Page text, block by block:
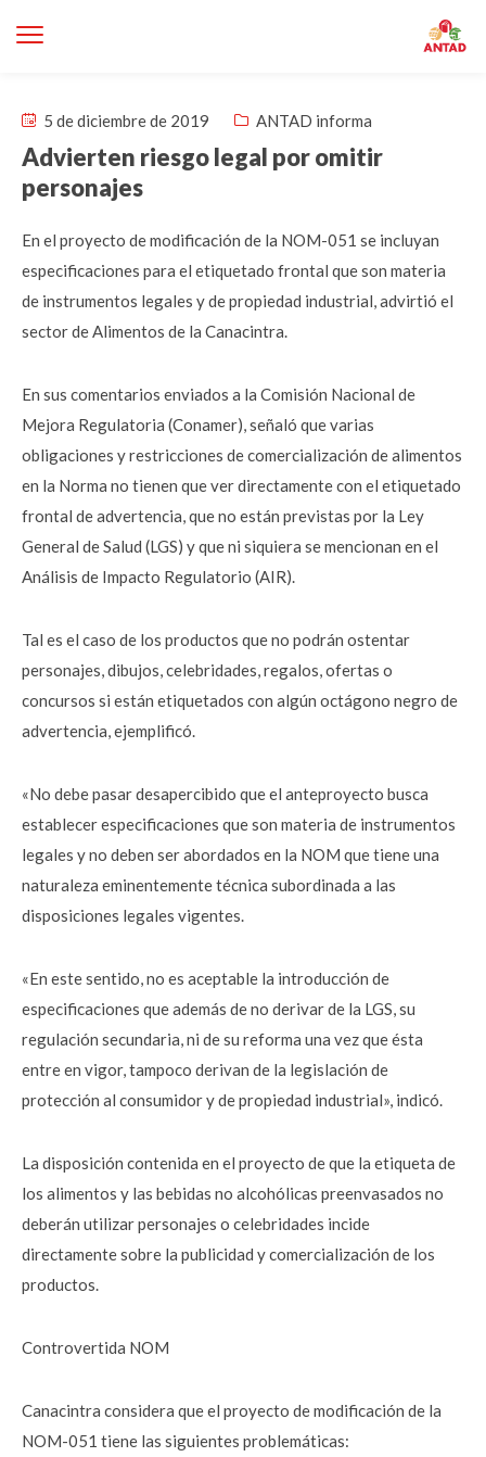
5 de diciembre de 2019 ANTAD informa
Advierten riesgo legal por omitir
personajes
En el proyecto de modificación de la NOM-051 se incluyan
especificaciones para el etiquetado frontal que son materia
de instrumentos legales y de propiedad industrial, advirtió el
sector de Alimentos de la Canacintra.
En sus comentarios enviados a la Comisión Nacional de
Mejora Regulatoria (Conamer), señaló que varias
obligaciones y restricciones de comercialización de alimentos
en la Norma no tienen que ver directamente con el etiquetado
frontal de advertencia, que no están previstas por la Ley
General de Salud (LGS) y que ni siquiera se mencionan en el
Análisis de Impacto Regulatorio (AIR).
Tal es el caso de los productos que no podrán ostentar
personajes, dibujos, celebridades, regalos, ofertas o
concursos si están etiquetados con algún octágono negro de
advertencia, ejemplificó.
«No debe pasar desapercibido que el anteproyecto busca
establecer especificaciones que son materia de instrumentos
legales y no deben ser abordados en la NOM que tiene una
naturaleza eminentemente técnica subordinada a las
disposiciones legales vigentes.
«En este sentido, no es aceptable la introducción de
especificaciones que además de no derivar de la LGS, su
regulación secundaria, ni de su reforma una vez que ésta
entre en vigor, tampoco derivan de la legislación de
protección al consumidor y de propiedad industrial», indicó.
La disposición contenida en el proyecto de que la etiqueta de
los alimentos y las bebidas no alcohólicas preenvasados no
deberán utilizar personajes o celebridades incide
directamente sobre la publicidad y comercialización de los
productos.
Controvertida NOM
Canacintra considera que el proyecto de modificación de la
NOM-051 tiene las siguientes problemáticas: